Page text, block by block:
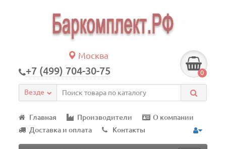
Москва
+7 (499) 704-30-75 0
Везде
Главная Производители
О компании
Доставка и оплата
Контакты